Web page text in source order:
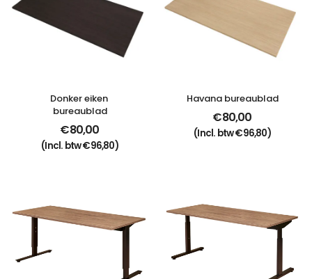
Donker eiken
bureaublad
€80,00
(Incl. btw€96,80)
Havana bureaublad
€80,00
(Incl. btw€96,80)